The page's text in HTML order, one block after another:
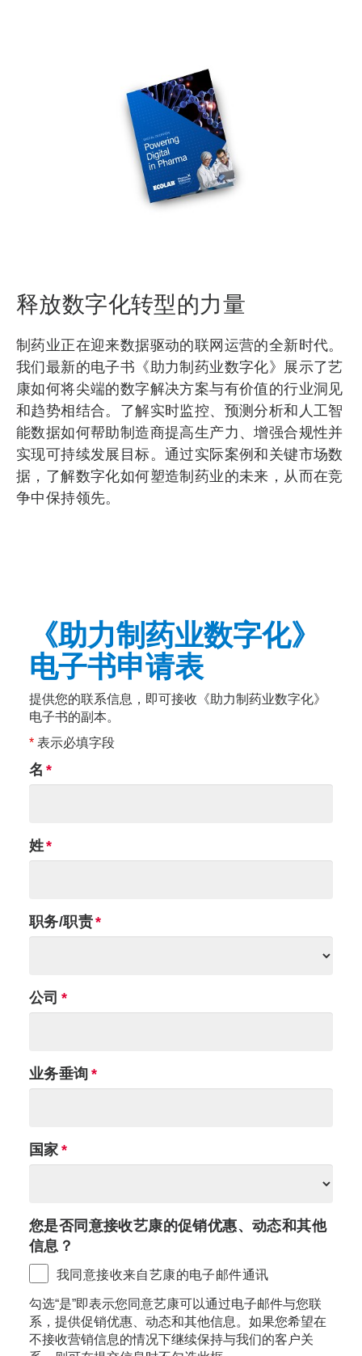
释放数字化转型的力量
制药业正在迎来数据驱动的联网运营的全新时代。
我们最新的电子书《助力制药业数字化》展示了艺
康如何将尖端的数字解决方案与有价值的行业洞见
和趋势相结合。了解实时监控、预测分析和人工智
能数据如何帮助制造商提高生产力、增强合规性并
实现可持续发展目标。通过实际案例和关键市场数
据，了解数字化如何塑造制药业的未来，从而在竞
争中保持领先。
《助力制药业数字化》
电子书申请表
提供您的联系信息，即可接收《助力制药业数字化》
电子书的副本。
* 表示必填字段
名
姓
职务/职责
公司
业务垂询
国家
您是否同意接收艺康的促销优惠、动态和其他
信息？
我同意接收来自艺康的电子邮件通讯
勾选“是”即表示您同意艺康可以通过电子邮件与您联
系，提供促销优惠、动态和其他信息。如果您希望在
不接收营销信息的情况下继续保持与我们的客户关